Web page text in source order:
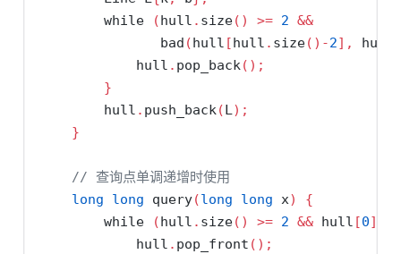
while
( hull . size() >= 2 &&
               bad
( hull [ hull . size()-2], hull
            hull
. pop_back();
}
        hull
. push_back( L);
}
// 查询点单调递增时使用
long
long query(long long x)
{
while
( hull . size() >= 2 && hull [0].
            hull
. pop_front ();